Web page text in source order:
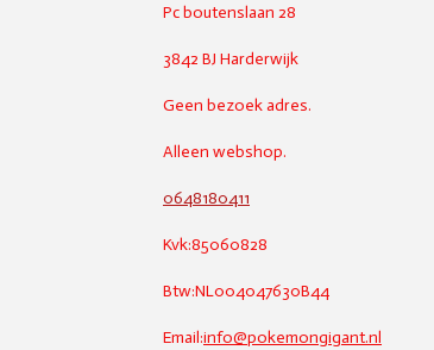
Pc boutenslaan 28
3842 BJ Harderwijk
Geen bezoek adres.
Alleen webshop.
0648180411
Kvk:85060828
Btw:NL004047630B44
Email:info@pokemongigant.nl